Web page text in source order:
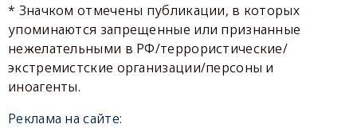
* Значком отмечены публикации, в которых
упоминаются запрещенные или признанные
нежелательными в РФ/террористические/
экстремистские организации/персоны и
иноагенты.
Реклама на сайте: